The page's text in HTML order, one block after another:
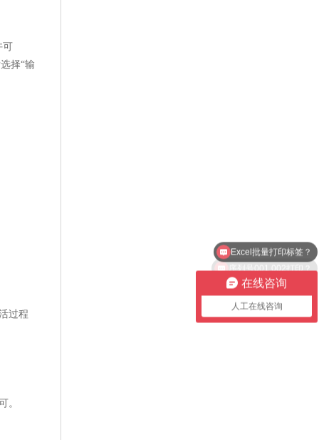
可
择“输
过程
。
在线咨询
人工在线咨询
序列号001 002打印？